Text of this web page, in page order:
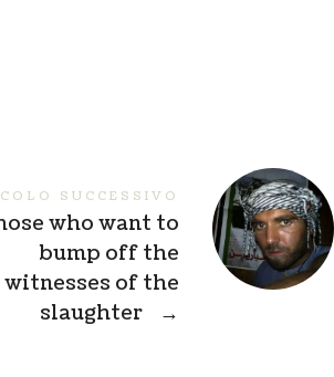
SUCCESSIVO
who want to
bump off the
witnesses of the
slaughter
→